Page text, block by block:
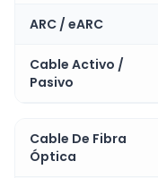
ARC / eARC
Cable Activo /
Pasivo
Cable De Fibra
Óptica